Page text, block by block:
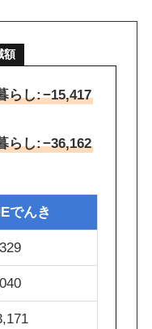
額
らし:−15,417
らし:−36,162
でんき